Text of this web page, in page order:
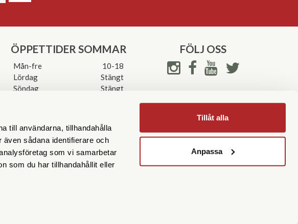
till användarna, tillhandahålla
sådana identifierare och
som vi samarbetar
som du har tillhandahållit eller
Tillåt alla
Anpassa
ÖPPETTIDER SOMMAR
Mån-fre
10-18
Lördag
Stängt
Söndag
Stängt
FÖLJ OSS